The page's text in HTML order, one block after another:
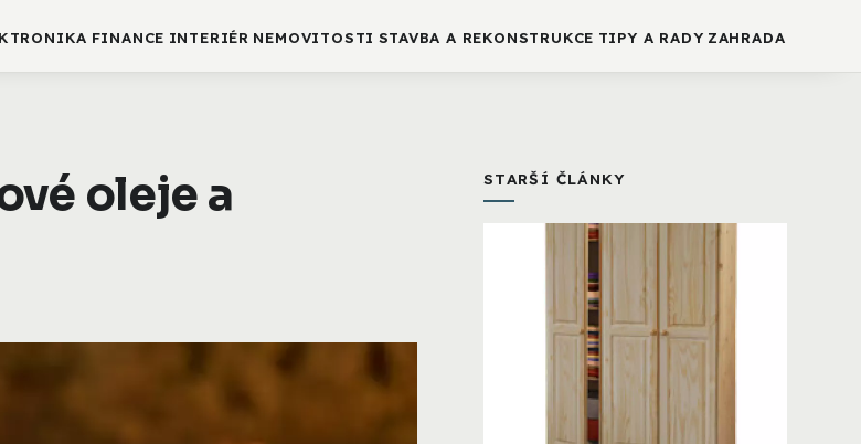
FINANCE INTERIÉR NEMOVITOSTI STAVBA A REKONSTRUKCE TIPY A RADY ZAHRADA
oleje a
STARŠÍ ČLÁNKY